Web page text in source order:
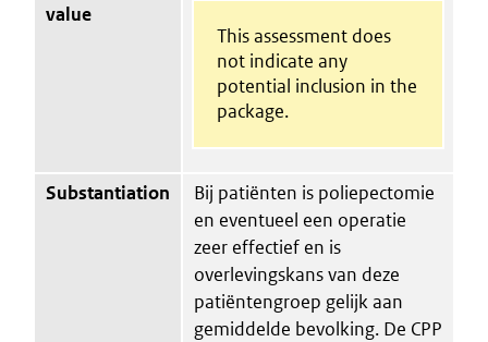
value
This assessment does
not indicate any
potential inclusion in the
package.
Substantiation
Bij patiënten is poliepectomie
en eventueel een operatie
zeer effectief en is
overlevingskans van deze
patiëntengroep gelijk aan
gemiddelde bevolking. De CPP